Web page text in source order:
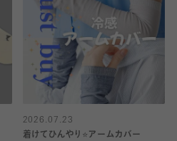
2026.07.23
着けてひんやり⭐️アームカバー